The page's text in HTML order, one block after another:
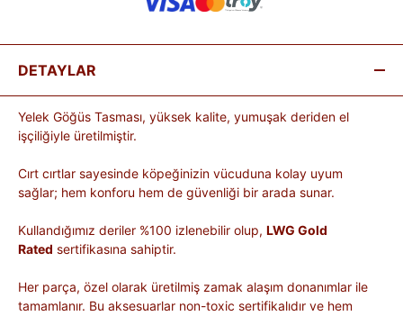
DETAYLAR
Yelek Göğüs Tasması, yüksek kalite, yumuşak deriden el
işçiliğiyle üretilmiştir.
Cırt cırtlar sayesinde köpeğinizin vücuduna kolay uyum
sağlar; hem konforu hem de güvenliği bir arada sunar.
Kullandığımız deriler %100 izlenebilir olup, LWG Gold
Rated sertifikasına sahiptir.
Her parça, özel olarak üretilmiş zamak alaşım donanımlar ile
tamamlanır. Bu aksesuarlar non-toxic sertifikalıdır ve hem